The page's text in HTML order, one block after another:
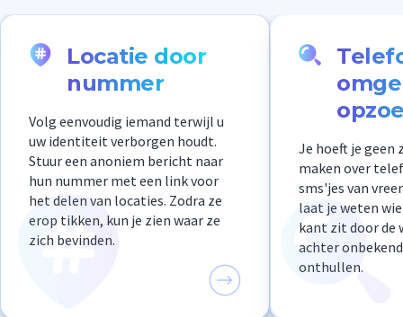
Locatie door
nummer
Volg eenvoudig iemand terwijl u
uw identiteit verborgen houdt.
Stuur een anoniem bericht naar
hun nummer met een link voor
het delen van locaties. Zodra ze
erop tikken, kun je zien waar ze
zich bevinden.
Je hoeft je geen
maken over
sms'jes van
laat je weten
kant zit door de
achter
onthullen.